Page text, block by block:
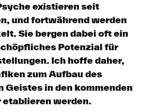
existieren seit
und fortwährend werden
Sie bergen dabei oft ein
Potenzial für
Ich hoffe daher,
zum Aufbau des
Geistes in den kommenden
etablieren werden.